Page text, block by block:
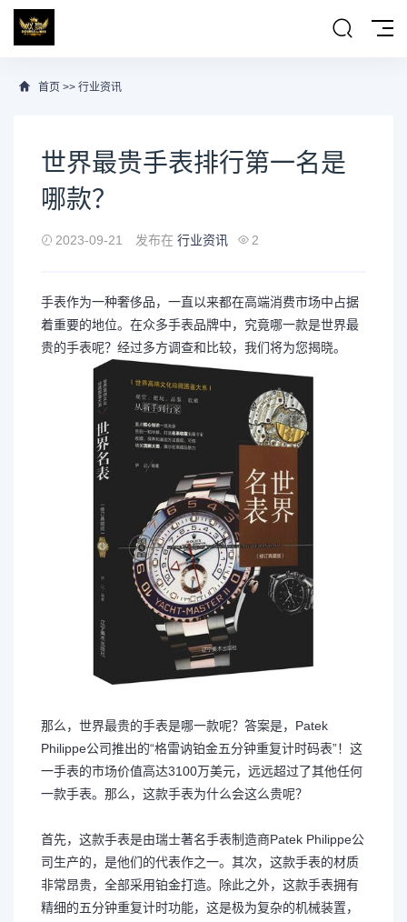
首页 >> 行业资讯
世界最贵手表排行第一名是
哪款？
2023-09-21 发布在 行业资讯 2
手表作为一种奢侈品，一直以来都在高端消费市场中占据
着重要的地位。在众多手表品牌中，究竟哪一款是世界最
贵的手表呢？经过多方调查和比较，我们将为您揭晓。
那么，世界最贵的手表是哪一款呢？答案是，Patek
Philippe公司推出的“格雷讷铂金五分钟重复计时码表”！这
一手表的市场价值高达3100万美元，远远超过了其他任何
一款手表。那么，这款手表为什么会这么贵呢？
首先，这款手表是由瑞士著名手表制造商Patek Philippe公
司生产的，是他们的代表作之一。其次，这款手表的材质
非常昂贵，全部采用铂金打造。除此之外，这款手表拥有
精细的五分钟重复计时功能，这是极为复杂的机械装置，